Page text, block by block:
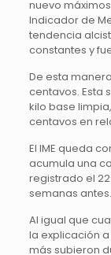
nuevo
Indicador de
tendencia
constantes y
De esta
centavos. Esta
kilo base
centavos en
El IME queda
acumula una
registrado el
semanas antes.
Al igual que
la explicación
más subieron